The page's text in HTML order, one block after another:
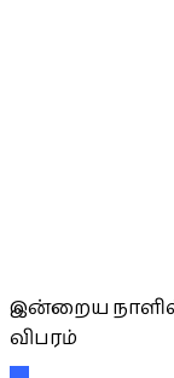
இன்றைய
விபரம்